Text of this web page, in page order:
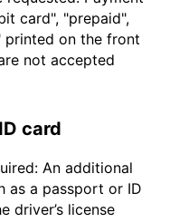
card", "prepaid",
printed on the front
not accepted
card
An additional
as a passport or ID
driver’s license